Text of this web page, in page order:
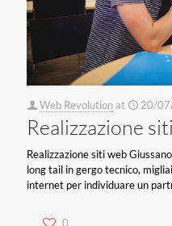
Web Revolutionat 20/
Realizzazione
Realizzazione siti web
long tail in gergo tecnico,
internet per individuare un
0